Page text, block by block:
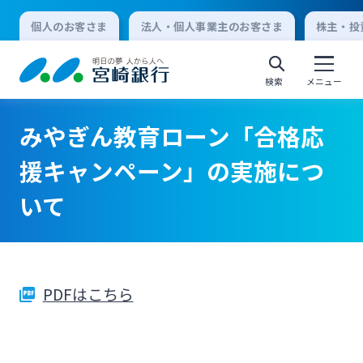
個人のお客さま 法人・個人事業主のお客さま 株主・
検索 メニュー
個人向けインターネットバンキング
みやぎん教育ローン「合格応
援キャンペーン」の実施につ
いて
PDFはこちら